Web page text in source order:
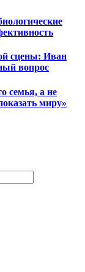
сцены: Иван
вопрос
семья, а не
миру»